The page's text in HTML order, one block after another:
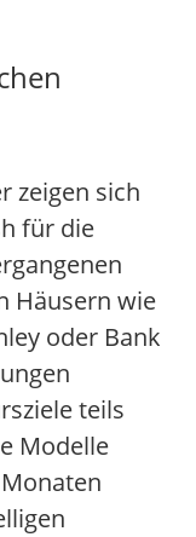
zeigen sich
für die
Häusern wie
oder Bank
teils
Modelle